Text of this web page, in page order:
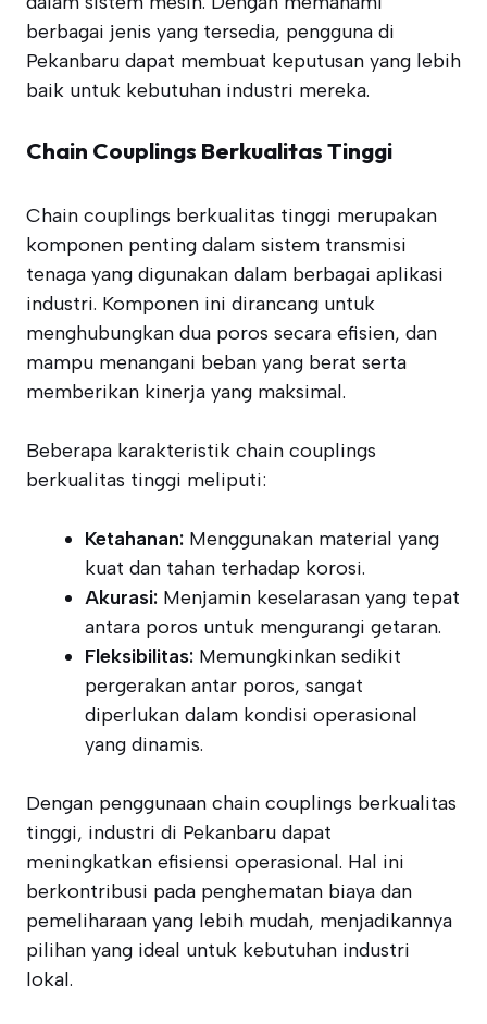
berbagai jenis yang tersedia, pengguna di
Pekanbaru dapat membuat keputusan yang lebih
baik untuk kebutuhan industri mereka.
Chain Couplings Berkualitas Tinggi
Chain couplings berkualitas tinggi merupakan
komponen penting dalam sistem transmisi
tenaga yang digunakan dalam berbagai aplikasi
industri. Komponen ini dirancang untuk
menghubungkan dua poros secara efisien, dan
mampu menangani beban yang berat serta
memberikan kinerja yang maksimal.
Beberapa karakteristik chain couplings
berkualitas tinggi meliputi:
Ketahanan: Menggunakan material yang
kuat dan tahan terhadap korosi.
Akurasi: Menjamin keselarasan yang tepat
antara poros untuk mengurangi getaran.
Fleksibilitas: Memungkinkan sedikit
pergerakan antar poros, sangat
diperlukan dalam kondisi operasional
yang dinamis.
Dengan penggunaan chain couplings berkualitas
tinggi, industri di Pekanbaru dapat
meningkatkan efisiensi operasional. Hal ini
berkontribusi pada penghematan biaya dan
pemeliharaan yang lebih mudah, menjadikannya
pilihan yang ideal untuk kebutuhan industri
lokal.